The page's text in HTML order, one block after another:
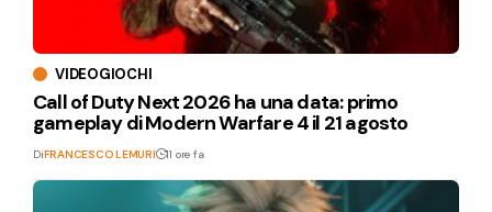
VIDEOGIOCHI
Call of Duty Next 2026 ha una data: primo
gameplay di Modern Warfare 4 il 21 agosto
DiFRANCESCO LEMURI 11 ore fa